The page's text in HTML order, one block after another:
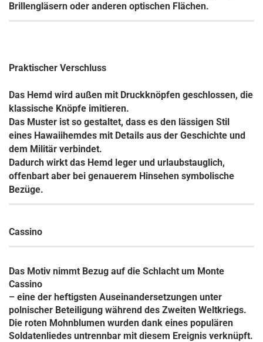
Brillengläsern oder anderen optischen Flächen.
Praktischer Verschluss
Das Hemd wird außen mit Druckknöpfen geschlossen, die
klassische Knöpfe imitieren.
Das Muster ist so gestaltet, dass es den lässigen Stil
eines Hawaiihemdes mit Details aus der Geschichte und
dem Militär verbindet.
Dadurch wirkt das Hemd leger und urlaubstauglich,
offenbart aber bei genauerem Hinsehen symbolische
Bezüge.
Cassino
Das Motiv nimmt Bezug auf die Schlacht um Monte
Cassino
– eine der heftigsten Auseinandersetzungen unter
polnischer Beteiligung während des Zweiten Weltkriegs.
Die roten Mohnblumen wurden dank eines populären
Soldatenliedes untrennbar mit diesem Ereignis verknüpft.